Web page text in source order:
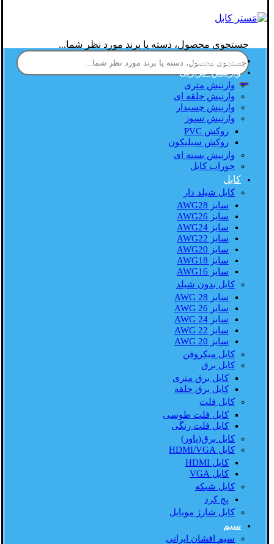
جستجوی محصول، دسته یا برند مورد نظر شما...
صفحه اصلی
وارنیش حرارتی
وارنیش متری
وارنیش حلقه ای
وارنیش چسبدار
وارنیش نسوز
روکش PVC
روکش سیلیکون
وارنیش بسته ای
جوراب کابل
کابل
کابل شیلد دار
سایز AWG28
سایز AWG26
سایز AWG24
سایز AWG22
سایز AWG20
سایز AWG18
سایز AWG16
کابل بدون شیلد
سایز AWG 28
سایز AWG 26
سایز AWG 24
سایز AWG 22
سایز AWG 20
کابل میکروفن
کابل برق
کابل برق متری
کابل برق حلقه
کابل فلت
کابل فلت طوسی
کابل فلت رنگی
کابل برق(پاور)
کابل HDMI/VGA
کابل HDMI
کابل VGA
کابل شبکه
پچ کرد
کابل شارژ موبایل
سیم
سیم افشان ایرانی